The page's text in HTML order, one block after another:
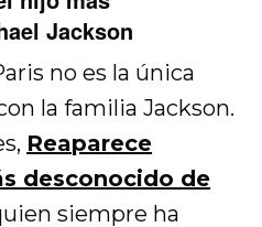
Jackson
no es la única
la familia Jackson.
Reaparece
desconocido de
siempre ha